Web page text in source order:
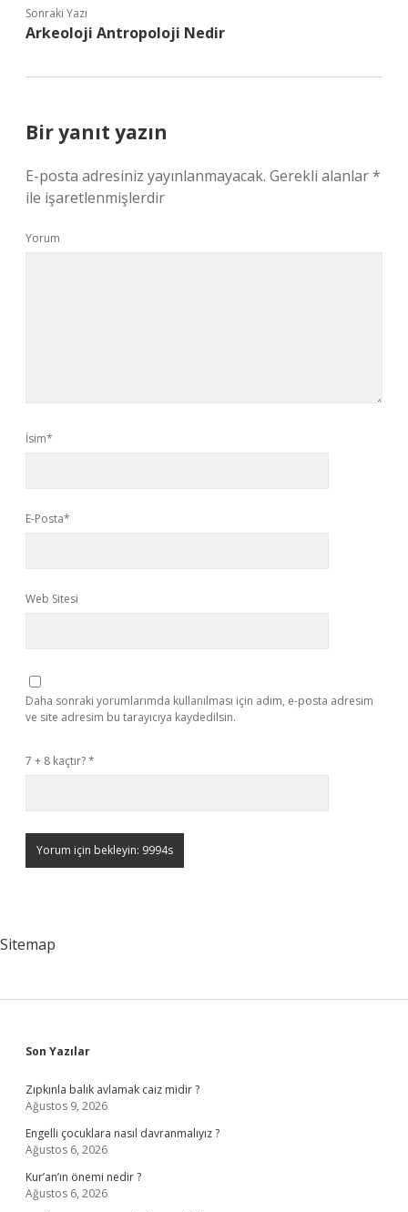
Sonraki Yazı
Arkeoloji Antropoloji Nedir
Bir yanıt yazın
E-posta adresiniz yayınlanmayacak. Gerekli alanlar*
ile işaretlenmişlerdir
Yorum
İsim*
E-Posta*
Web Sitesi
Daha sonraki yorumlarımda kullanılması için adım, e-posta adresim
ve site adresim bu tarayıcıya kaydedilsin.
7 + 8 kaçtır?*
Sitemap
Sidebar
Son Yazılar
Zıpkınla balık avlamak caiz midir ?
Ağustos 9, 2026
Engelli çocuklara nasıl davranmalıyız ?
Ağustos 6, 2026
Kur’an’ın önemi nedir ?
Ağustos 6, 2026